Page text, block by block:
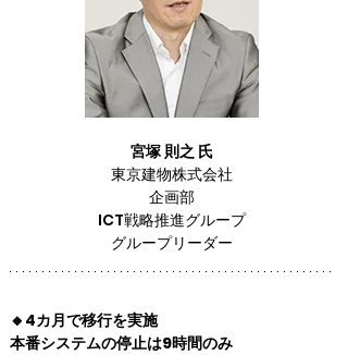
宮塚 則之 氏
東京建物株式会社
企画部
ICT戦略推進グループ
グループリーダー
🔸4カ月で移行を実施
本番システムの停止は9時間のみ